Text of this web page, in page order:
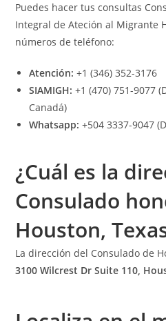
Puedes hacer tus consultas
Integral de Ateción al Migrante
números de teléfono:
Atención:+1 (346) 352-3176
SIAMIGH: +1 (470) 751-9077
Canadá)
Whatsapp: +504 3337-9047
¿Cuál es la
Consulado
Houston,
La dirección del Consulado de
3100 Wilcrest Dr Suite 110,